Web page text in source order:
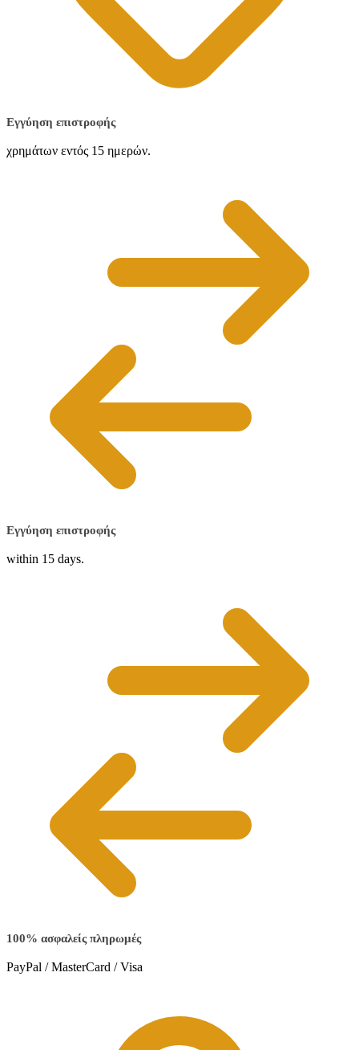
Εγγύηση επιστροφής
χρημάτων εντός 15 ημερών.
Εγγύηση επιστροφής
within 15 days.
100% ασφαλείς πληρωμές
PayPal / MasterCard / Visa